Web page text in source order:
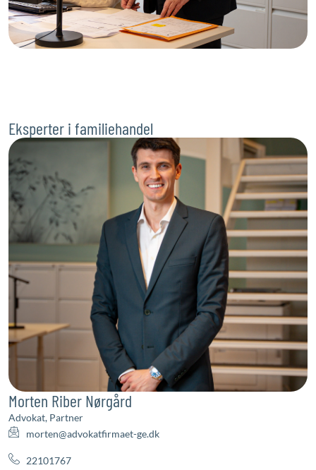
Eksperter i familiehandel
Morten Riber Nørgård
Advokat, Partner
morten@advokatfirmaet-ge.dk
22101767